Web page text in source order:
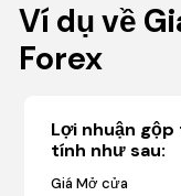
Ví dụ về
Forex
Lợi nhuận
tính như sau:
Giá Mở cửa